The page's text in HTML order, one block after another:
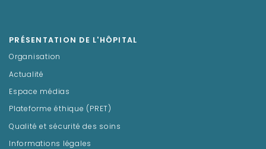
PRÉSENTATION DE L'HÔPITAL
Organisation
Actualité
Espace médias
Plateforme éthique (PRET)
Qualité et sécurité des soins
Informations légales